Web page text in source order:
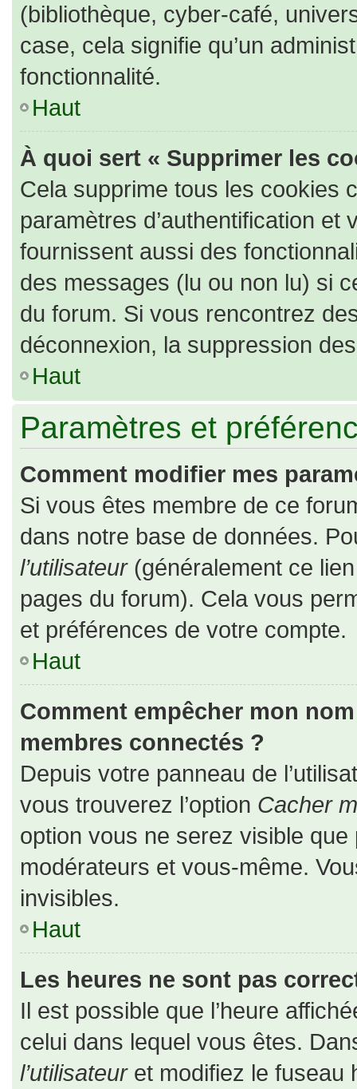
(bibliothèque, cyber-café,
case, cela signifie qu’un
fonctionnalité.
Haut
À quoi sert « Supprimer les
Cela supprime tous les cookies
paramètres d’authentification
fournissent aussi des
des messages (lu ou non lu) si
du forum. Si vous rencontrez
déconnexion, la suppression
Haut
Paramètres et
Comment modifier mes
Si vous êtes membre de ce
dans notre base de données.
l’utilisateur(généralement ce
pages du forum). Cela vous
et préférences de votre compte.
Haut
Comment empêcher mon
membres connectés ?
Depuis votre panneau de
vous trouverez l’option Cacher
option vous ne serez visible
modérateurs et vous-même.
invisibles.
Haut
Les heures ne sont pas
Il est possible que l’heure
celui dans lequel vous êtes.
l’utilisateuret modifiez le fuseau